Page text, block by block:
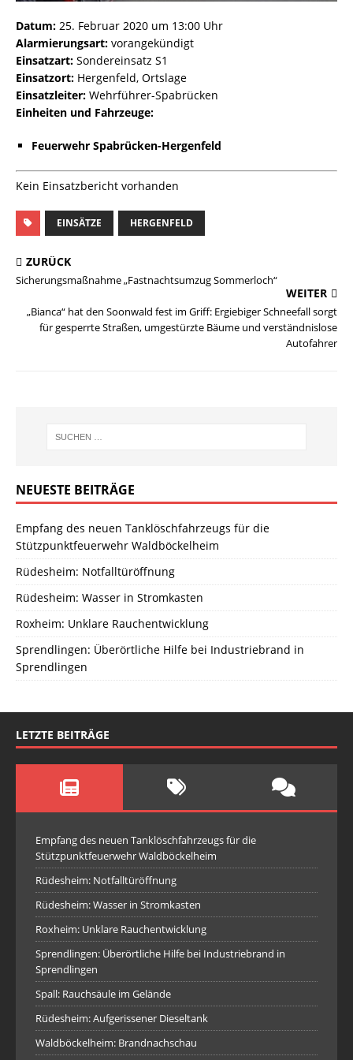
Datum: 25. Februar 2020 um 13:00 Uhr
Alarmierungsart: vorangekündigt
Einsatzart: Sondereinsatz S1
Einsatzort: Hergenfeld, Ortslage
Einsatzleiter: Wehrführer-Spabrücken
Einheiten und Fahrzeuge:
Feuerwehr Spabrücken-Hergenfeld
Kein Einsatzbericht vorhanden
EINSÄTZE HERGENFELD
ZURÜCK
Sicherungsmaßnahme „Fastnachtsumzug Sommerloch“
WEITER
„Bianca“ hat den Soonwald fest im Griff: Ergiebiger Schneefall sorgt
für gesperrte Straßen, umgestürzte Bäume und verständnislose
Autofahrer
NEUESTE BEITRÄGE
Empfang des neuen Tanklöschfahrzeugs für die
Stützpunktfeuerwehr Waldböckelheim
Rüdesheim: Notfalltüröffnung
Rüdesheim: Wasser in Stromkasten
Roxheim: Unklare Rauchentwicklung
Sprendlingen: Überörtliche Hilfe bei Industriebrand in
Sprendlingen
LETZTE BEITRÄGE
Empfang des neuen Tanklöschfahrzeugs für die
Stützpunktfeuerwehr Waldböckelheim
Rüdesheim: Notfalltüröffnung
Rüdesheim: Wasser in Stromkasten
Roxheim: Unklare Rauchentwicklung
Sprendlingen: Überörtliche Hilfe bei Industriebrand in
Sprendlingen
Spall: Rauchsäule im Gelände
Rüdesheim: Aufgerissener Dieseltank
Waldböckelheim: Brandnachschau